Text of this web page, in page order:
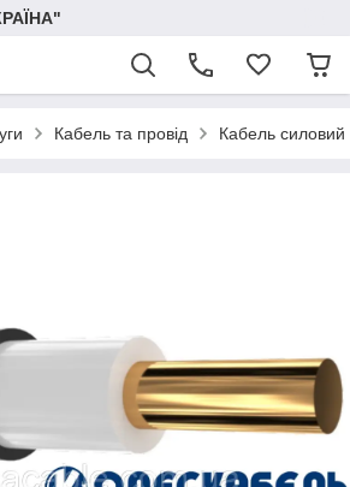
Кабель та провід Кабель